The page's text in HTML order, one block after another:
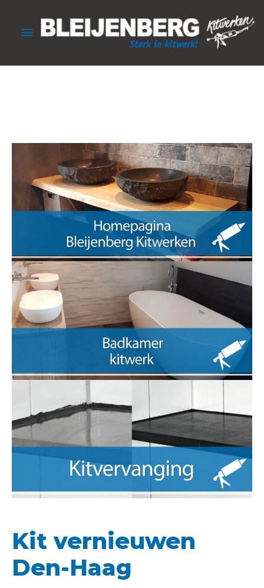
Kit vernieuwen
Den-Haag